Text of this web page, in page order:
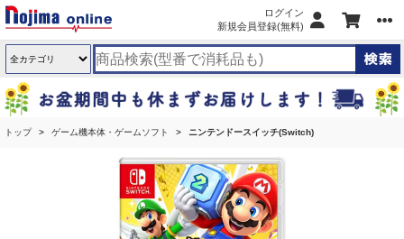
ログイン
新規会員登録(無料)
トップ ゲーム機本体・ゲームソフト ニンテンドースイッチ(Switch)